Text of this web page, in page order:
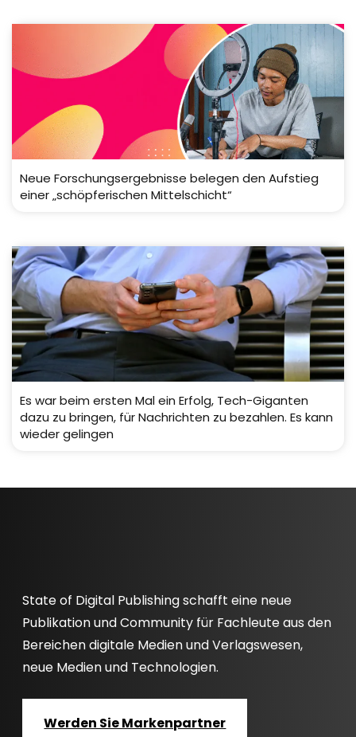
Neue Forschungsergebnisse belegen den Aufstieg
einer „schöpferischen Mittelschicht“
Es war beim ersten Mal ein Erfolg, Tech-Giganten
dazu zu bringen, für Nachrichten zu bezahlen. Es kann
wieder gelingen
State of Digital Publishing schafft eine neue
Publikation und Community für Fachleute aus den
Bereichen digitale Medien und Verlagswesen,
neue Medien und Technologien.
Werden Sie Markenpartner